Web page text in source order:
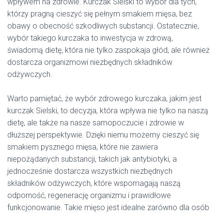
którzy pragną cieszyć się pełnym smakiem mięsa, bez
obawy o obecność szkodliwych substancji. Ostatecznie,
wybór takiego kurczaka to inwestycja w zdrową,
świadomą dietę, która nie tylko zaspokaja głód, ale również
dostarcza organizmowi niezbędnych składników
odżywczych.
Warto pamiętać, że wybór zdrowego kurczaka, jakim jest
kurczak Sielski, to decyzja, która wpływa nie tylko na naszą
dietę, ale także na nasze samopoczucie i zdrowie w
dłuższej perspektywie. Dzięki niemu możemy cieszyć się
smakiem pysznego mięsa, które nie zawiera
niepożądanych substancji, takich jak antybiotyki, a
jednocześnie dostarcza wszystkich niezbędnych
składników odżywczych, które wspomagają naszą
odporność, regenerację organizmu i prawidłowe
funkcjonowanie. Takie mięso jest idealne zarówno dla osób